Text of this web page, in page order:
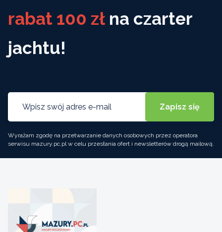
rabat 100 zł na czarter
jachtu!
Wyrażam zgodę na przetwarzanie danych osobowych przez operatora
serwisu mazury.pc.pl w celu przesłania ofert i newsletterów drogą mailową.